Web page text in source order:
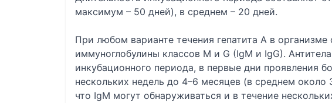
максимум – 50 дней), в среднем – 20 дней.
При любом варианте течения гепатита А в
иммуноглобулины классов M и G (IgM и IgG).
инкубационного периода, в первые дни проявления
нескольких недель до 4–6 месяцев (в среднем около
что IgM могут обнаруживаться и в течение